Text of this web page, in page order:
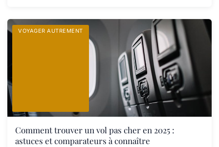
VOYAGER AUTREMENT
Comment trouver un vol pas cher en 2025 :
astuces et comparateurs à connaître